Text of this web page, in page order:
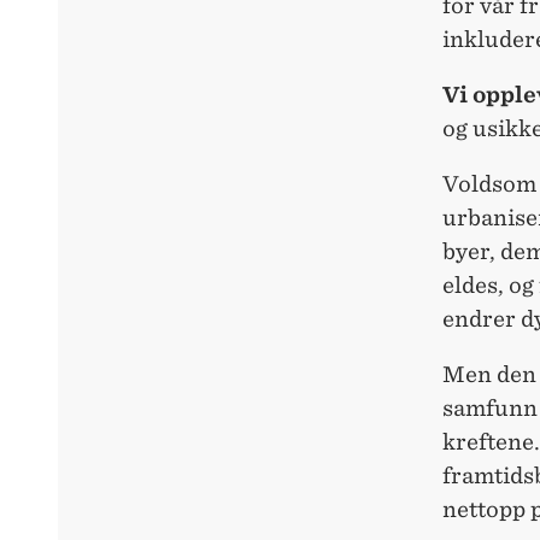
for vår
Vi
og
byer,
eldes,
endrer
Men
nettopp